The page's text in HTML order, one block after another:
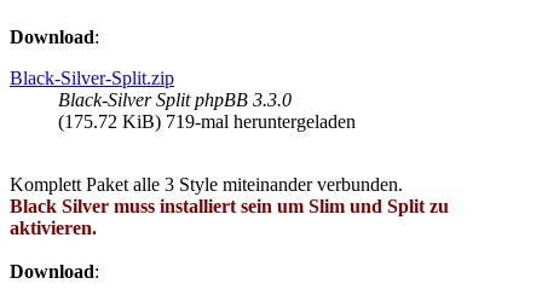
Download:
Black-Silver-Split.zip
Black-Silver Split phpBB 3.3.0
(175.72 KiB) 719-mal heruntergeladen
Komplett Paket alle 3 Style miteinander verbunden.
Black Silver muss installiert sein um Slim und Split zu
aktivieren.
Download: